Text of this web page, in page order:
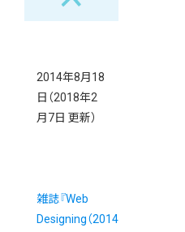
2014年8月18
日 （2018年2
月7日 更新）
雑誌『Web
Designing（2014